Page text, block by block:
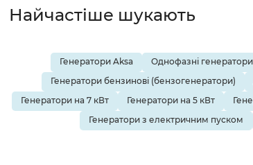
Найчастіше шукають
Генератори Aksa Однофазні генератори
Генератори бензинові (бензогенератори)
Генератори на 7 кВт
Генератори на 5 кВт
Генератори з електричним пуском